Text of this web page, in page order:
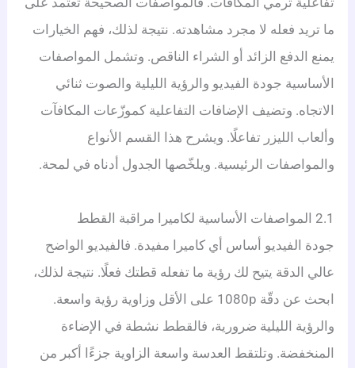
ما تريد فعله لا مجرد مشاهدته. نتيجة لذلك، فهم الخيارات
يمنع الدفع الزائد أو الشراء الناقص. وتشمل المواصفات
الأساسية جودة الفيديو والرؤية الليلية والصوت ثنائي
الاتجاه. وتضيف الإضافات التفاعلية كموزّعات المكافآت
وألعاب الليزر تفاعلًا. ويشرح هذا القسم الأنواع
والمواصفات الرئيسية. ويلخّصها الجدول أدناه في لمحة.
2.1 المواصفات الأساسية لكاميرا مراقبة القطط
جودة الفيديو أساس أي كاميرا مفيدة. فالفيديو الواضح
عالي الدقة يتيح لك رؤية ما تفعله قطتك فعلًا. نتيجة لذلك،
ابحث عن دقّة 1080p على الأقل وزاوية رؤية واسعة.
والرؤية الليلية ضرورية، فالقطط نشطة في الإضاءة
المنخفضة. وتلتقط العدسة واسعة الزاوية جزءًا أكبر من